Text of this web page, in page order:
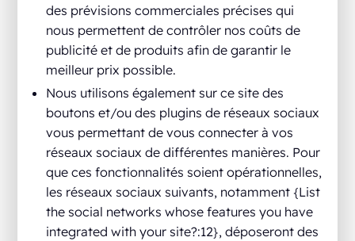
des prévisions commerciales précises qui
nous permettent de contrôler nos coûts de
publicité et de produits afin de garantir le
meilleur prix possible.
Nous utilisons également sur ce site des
boutons et/ou des plugins de réseaux sociaux
vous permettant de vous connecter à vos
réseaux sociaux de différentes manières. Pour
que ces fonctionnalités soient opérationnelles,
les réseaux sociaux suivants, notamment {List
the social networks whose features you have
integrated with your site?:12}, déposeront des